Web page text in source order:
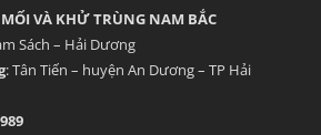
VÀ KHỬ TRÙNG NAM BẮC
Sách – Hải Dương
: Tân Tiến – huyện An Dương – TP Hải